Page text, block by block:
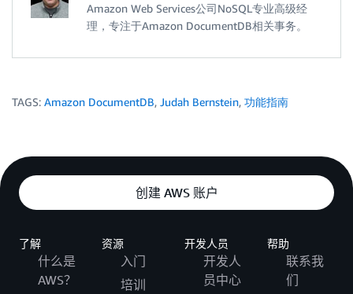
Amazon Web Services公司NoSQL专业高级经
理，专注于Amazon DocumentDB相关事务。
TAGS: Amazon DocumentDB, Judah Bernstein, 功能指南
创建 AWS 账户
了解
什么是
AWS？
资源
入门
培训
开发人员
开发人
员中心
帮助
联系我
们